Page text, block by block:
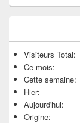
Visiteurs Total:
Ce mois:
Cette semaine:
Hier:
Aujourd'hui:
Origine: